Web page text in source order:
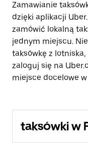
Zamawianie
dzięki aplikacji
zamówić lokalną
jednym miejscu.
taksówkę z
zaloguj się na
miejsce docelowe
taksówki w